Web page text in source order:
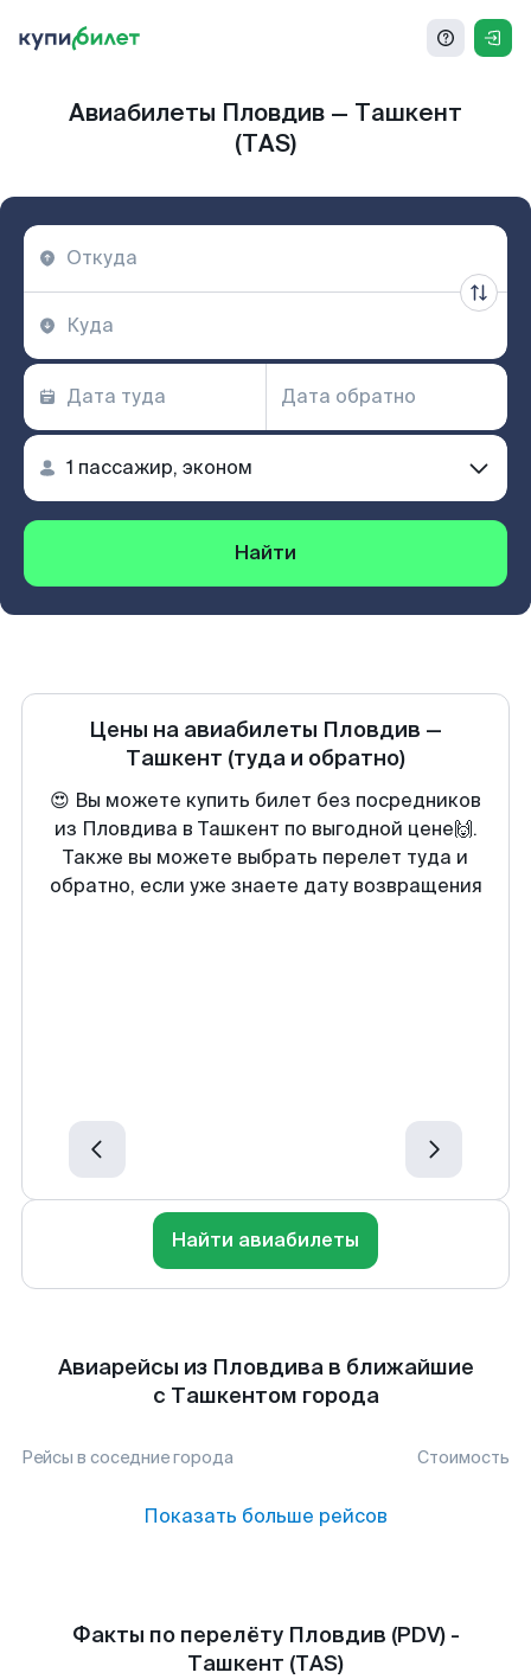
Авиабилеты Пловдив — Ташкент
(TAS)
Найти
Цены на авиабилеты Пловдив —
Ташкент (туда и обратно)
😍 Вы можете купить билет без посредников
из Пловдива в Ташкент по выгодной цене🙌.
Также вы можете выбрать перелет туда и
обратно, если уже знаете дату возвращения
Найти авиабилеты
Авиарейсы из Пловдива в ближайшие
с Ташкентом города
Рейсы в соседние города Стоимость
Показать больше рейсов
Факты по перелёту Пловдив (PDV) -
Ташкент (TAS)